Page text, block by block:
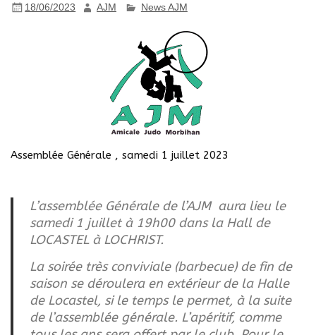
18/06/2023 AJM News AJM
Assemblée Générale , samedi 1 juillet 2023
L’assemblée Générale de l’AJM aura lieu le
samedi 1 juillet à 19h00 dans la Hall de
LOCASTEL à LOCHRIST.
La soirée très conviviale (barbecue) de fin de
saison se déroulera en extérieur de la Halle
de Locastel, si le temps le permet, à la suite
de l’assemblée générale. L’apéritif, comme